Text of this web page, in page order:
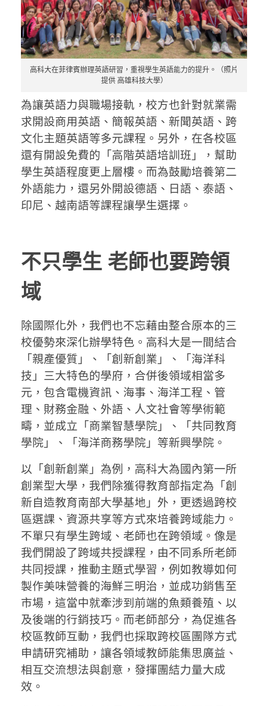
高科大在菲律賓辦理英語研習，重視學生英語能力的提升。（照片
提供 高雄科技大學）
為讓英語力與職場接軌，校方也針對就業需
求開設商用英語、簡報英語、新聞英語、跨
文化主題英語等多元課程。另外，在各校區
還有開設免費的「高階英語培訓班」，幫助
學生英語程度更上層樓。而為鼓勵培養第二
外語能力，還另外開設德語、日語、泰語、
印尼、越南語等課程讓學生選擇。
不只學生 老師也要跨領
域
除國際化外，我們也不忘藉由整合原本的三
校優勢來深化辦學特色。高科大是一間結合
「親產優質」、「創新創業」、「海洋科
技」三大特色的學府，合併後領域相當多
元，包含電機資訊、海事、海洋工程、管
理、財務金融、外語、人文社會等學術範
疇，並成立「商業智慧學院」、「共同教育
學院」、「海洋商務學院」等新興學院。
以「創新創業」為例，高科大為國內第一所
創業型大學，我們除獲得教育部指定為「創
新自造教育南部大學基地」外，更透過跨校
區選課、資源共享等方式來培養跨域能力。
不單只有學生跨域、老師也在跨領域。像是
我們開設了跨域共授課程，由不同系所老師
共同授課，推動主題式學習，例如教導如何
製作美味營養的海鮮三明治，並成功銷售至
市場，這當中就牽涉到前端的魚類養殖、以
及後端的行銷技巧。而老師部分，為促進各
校區教師互動，我們也採取跨校區團隊方式
申請研究補助，讓各領域教師能集思廣益、
相互交流想法與創意，發揮團結力量大成
效。